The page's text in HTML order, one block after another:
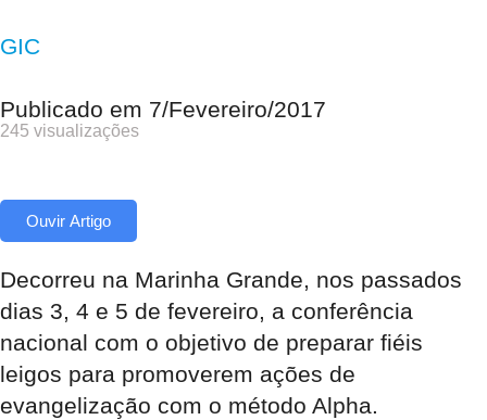
GIC
Publicado em 7/Fevereiro/2017
245 visualizações
Ouvir Artigo
Decorreu na Marinha Grande, nos passados
dias 3, 4 e 5 de fevereiro, a conferência
nacional com o objetivo de preparar fiéis
leigos para promoverem ações de
evangelização com o método Alpha.